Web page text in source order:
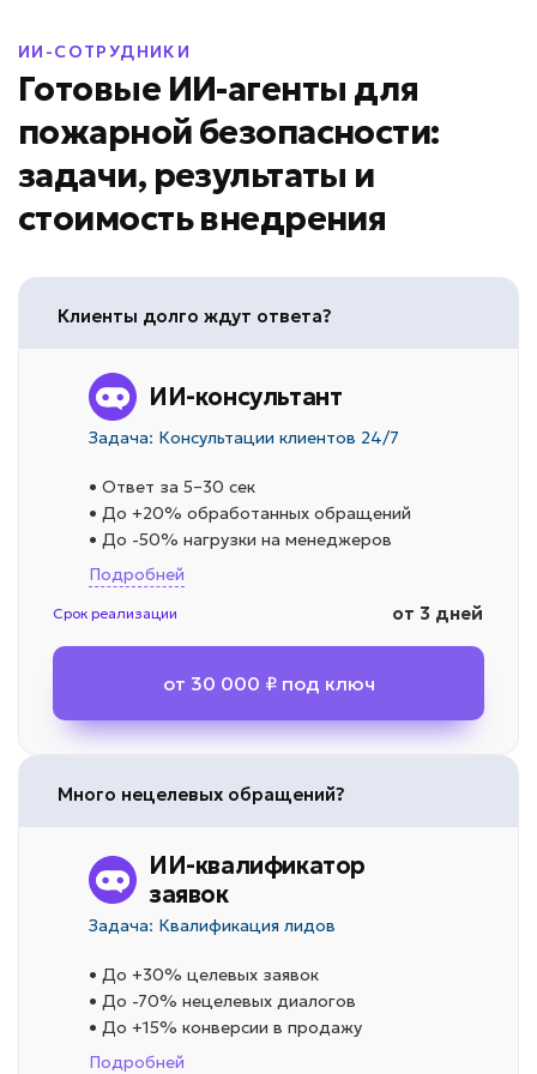
ИИ-СОТРУДНИКИ
Готовые ИИ-агенты для
пожарной безопасности:
задачи, результаты и
стоимость внедрения
Клиенты долго ждут ответа?
ИИ-консультант
Задача: Консультации клиентов 24/7
• Ответ за 5–30 сек
• До +20% обработанных обращений
• До -50% нагрузки на менеджеров
Подробней
Срок реализации от 3 дней
от 30 000 ₽ под ключ
Много нецелевых обращений?
ИИ-квалификатор
заявок
Задача: Квалификация лидов
• До +30% целевых заявок
• До -70% нецелевых диалогов
• До +15% конверсии в продажу
Подробней